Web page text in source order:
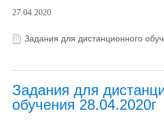
27.04.2020
Задания для дистанционного
Задания для
обучения 28.04.2020г